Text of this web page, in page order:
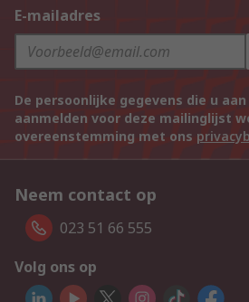
E-mailadres
De persoonlijke gegevens die u
aanmelden voor deze mailinglijst
overeenstemming met ons
Neem contact op
023 51 66 555
Volg ons op